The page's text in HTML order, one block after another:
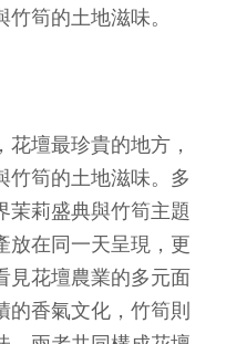
筍的土地滋味。
壇最珍貴的地方，
竹筍的土地滋味。多
茉莉盛典與竹筍主題
放在同一天呈現，更
見花壇農業的多元面
的香氣文化，竹筍則